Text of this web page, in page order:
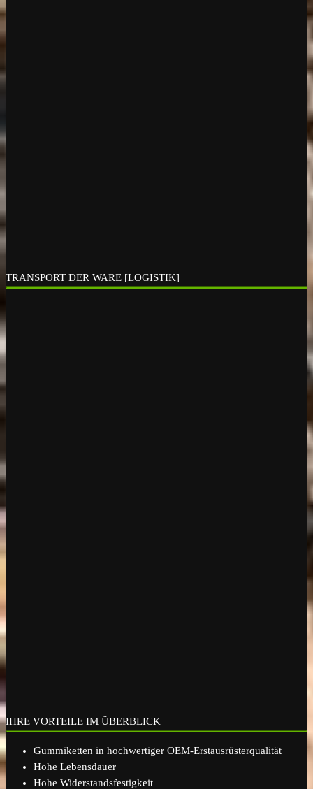
TRANSPORT DER WARE [LOGISTIK]
IHRE VORTEILE IM ÜBERBLICK
Gummiketten in hochwertiger OEM-Erstausrüsterqualität
Hohe Lebensdauer
Hohe Widerstandsfestigkeit